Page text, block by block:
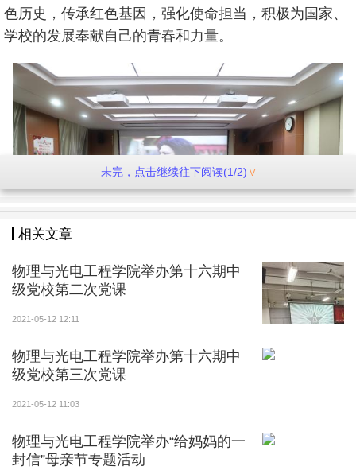
色历史，传承红色基因，强化使命担当，积极为国家、
学校的发展奉献自己的青春和力量。
未完，点击继续往下阅读(1/2)
相关文章
物理与光电工程学院举办第十六期中
级党校第二次党课
2021-05-12 12:11
物理与光电工程学院举办第十六期中
级党校第三次党课
2021-05-12 11:03
物理与光电工程学院举办“给妈妈的一
封信”母亲节专题活动